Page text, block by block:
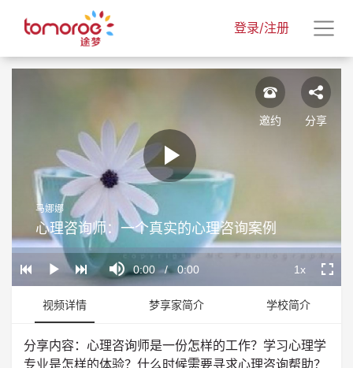
登录/注册
Play
Video
Play
Mute
Current
Time
0:00 / Duration
0:00
Loaded:
0%
Progress:
0%
Playback
Rate
1x
马娜娜
心理咨询师：一个真实的心理咨询案例
邀约 分享
视频详情 梦享家简介 学校简介
分享内容：心理咨询师是一份怎样的工作？学习心理学
专业是怎样的体验？什么时候需要寻求心理咨询帮助？